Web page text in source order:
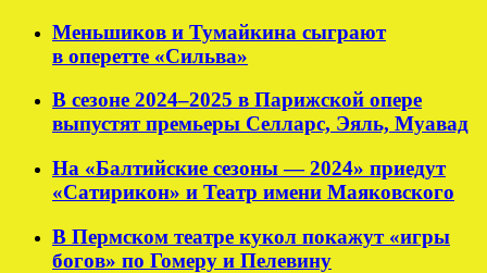
Меньшиков и Тумайкина сыграют
в оперетте «Сильва»
В сезоне 2024–2025 в Парижской опере
выпустят премьеры Селларс, Эяль, Муавад
На «Балтийские сезоны — 2024» приедут
«Сатирикон» и Театр имени Маяковского
В Пермском театре кукол покажут «игры
богов» по Гомеру и Пелевину